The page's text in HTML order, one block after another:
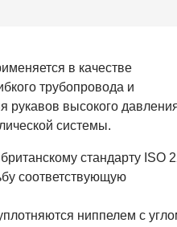
в качестве
трубопровода и
рукавов высокого
системы.
стандарту ISO
соответствующую
ниппелем с